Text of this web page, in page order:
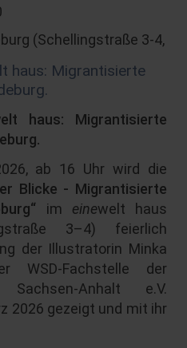
(Schellingstraße 3-4,
haus: Migrantisierte
haus: Migrantisierte
ab 16 Uhr wird die
Blicke - Migrantisierte
im einewelt haus
3–4) feierlich
der Illustratorin Minka
WSD-Fachstelle der
Sachsen-Anhalt e.V.
2026 gezeigt und mit ihr